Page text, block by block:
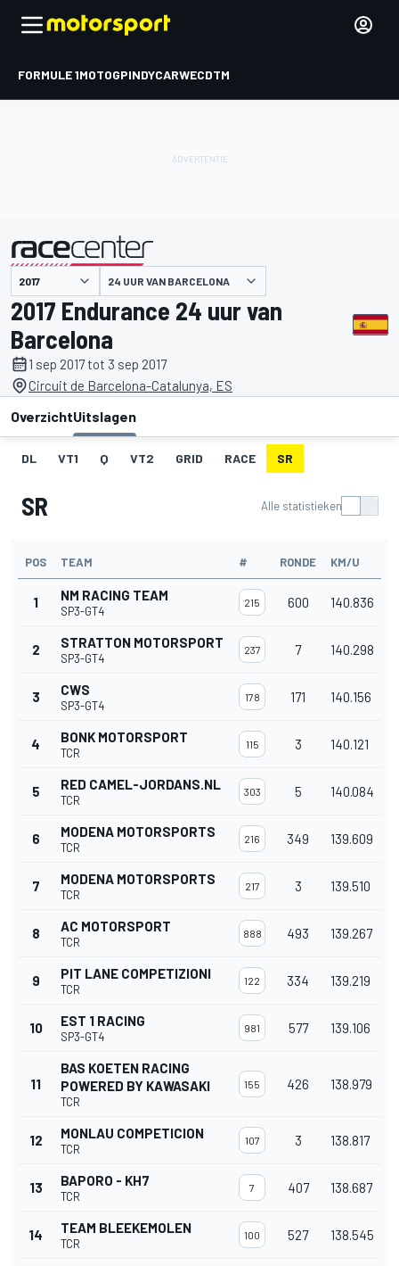
FORMULE 1MOTOGPINDYCARWECDTM
gepresenteerd door 24 UUR VAN BARCELONA
2017 Endurance 24 uur van
Barcelona
1 sep 2017 tot 3 sep 2017
Circuit de Barcelona-Catalunya, ES
OverzichtUitslagen
DL VT1 Q VT2 GRID RACE SR
SR Alle statistieken
POS TEAM # RONDE KM/U
1 NM RACING TEAM
SP3-GT4
215 600 140.836
2 STRATTON MOTORSPORT
SP3-GT4
237 7 140.298
3 CWS
SP3-GT4
178 171 140.156
4 BONK MOTORSPORT
TCR
115 3 140.121
5 RED CAMEL-JORDANS.NL
TCR
303 5 140.084
6 MODENA MOTORSPORTS
TCR
216 349 139.609
7 MODENA MOTORSPORTS
TCR
217 3 139.510
8 AC MOTORSPORT
TCR
888 493 139.267
9 PIT LANE COMPETIZIONI
TCR
122 334 139.219
10 EST 1 RACING
SP3-GT4
981 577 139.106
11
BAS KOETEN RACING
POWERED BY KAWASAKI
TCR
155 426 138.979
12 MONLAU COMPETICION
TCR
107 3 138.817
13 BAPORO - KH7
TCR
7 407 138.687
14 TEAM BLEEKEMOLEN
TCR
100 527 138.545